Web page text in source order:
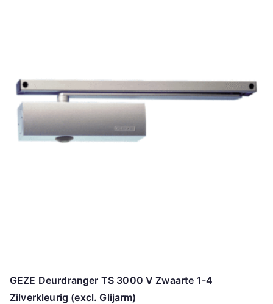
GEZE Deurdranger TS 3000 V Zwaarte 1-4
Zilverkleurig (excl. Glijarm)